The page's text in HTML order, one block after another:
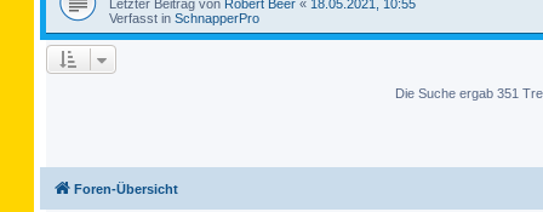
Letzter Beitrag von Robert Beer « 18.05.2021, 10:55
Verfasst in SchnapperPro
Die Suche ergab 351
Foren-Übersicht